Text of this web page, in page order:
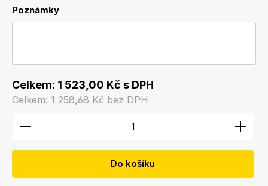
Poznámky
Celkem: 1 523,00 Kč s DPH
Celkem: 1 258,68 Kč bez DPH
Množství produktu: Zadejte požadované
Do košíku